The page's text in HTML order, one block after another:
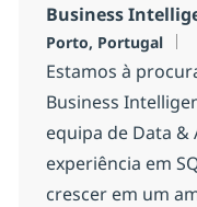
Business
Localização
Porto, Portugal
Estamos à
Business
equipa de Data &
experiência em
crescer em um